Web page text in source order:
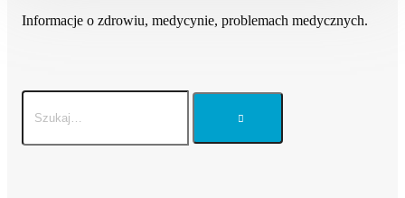
Informacje o zdrowiu, medycynie, problemach medycznych.